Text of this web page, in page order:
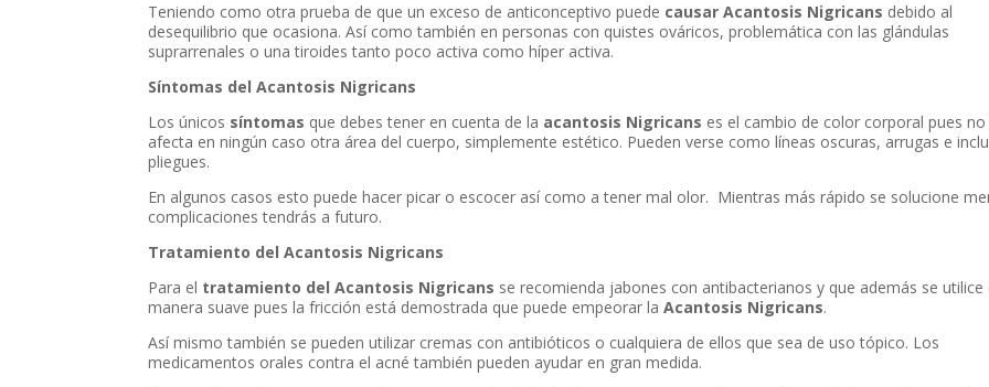
Teniendo como otra prueba de que un exceso de anticonceptivo puede causarAcantosis Nigricans debido al
desequilibrio que ocasiona. Así como también en personas con quistes ováricos, problemática con las glándulas
suprarrenales o una tiroides tanto poco activa como híper activa.
Síntomas del Acantosis Nigricans
Los únicos síntomas que debes tener en cuenta de la acantosis Nigricans es el cambio de color corporal pues no
afecta en ningún caso otra área del cuerpo, simplemente estético. Pueden verse como líneas oscuras, arrugas e
pliegues.
En algunos casos esto puede hacer picar o escocer así como a tener mal olor. Mientras más rápido se solucione
complicaciones tendrás a futuro.
Tratamiento del Acantosis Nigricans
Para el tratamiento del Acantosis Nigricans se recomienda jabones con antibacterianos y que además se utilice
manera suave pues la fricción está demostrada que puede empeorar laAcantosis Nigricans.
Así mismo también se pueden utilizar cremas con antibióticos o cualquiera de ellos que sea de uso tópico. Los
medicamentos orales contra el acné también pueden ayudar en gran medida.